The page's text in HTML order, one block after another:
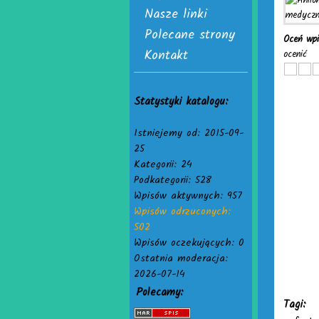
Nasze linki
Polecane strony
Kontakt
Statystyki katalogu:
Istniejemy od: 2015-09-
25
Kategorii: 24
Podkategorii: 528
Wpisów aktywnych: 957
Wpisów odrzuconych:
502
Wpisów oczekujących: 0
Ostatnia moderacja:
2026-07-14
Polecamy:
Oceń
ocenić
Tagi: